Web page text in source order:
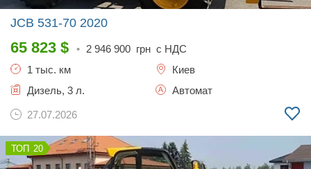
JCB 531-70 2020
65 823 $ • 2 946 900 грн с НДС
1 тыс. км
Киев
Дизель, 3 л.
Автомат
27.07.2026
20